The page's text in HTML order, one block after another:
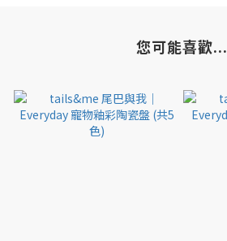
您可能喜歡...